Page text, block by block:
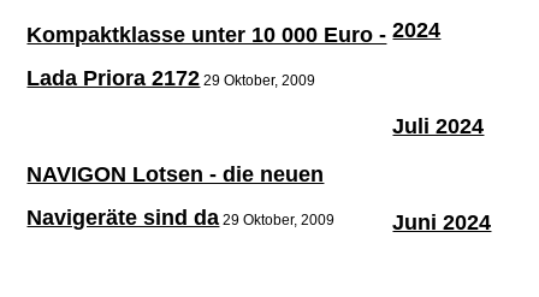
Kompaktklasse unter 10 000 Euro -
Lada Priora 2172 29 Oktober, 2009
NAVIGON Lotsen - die neuen
Navigeräte sind da 29 Oktober, 2009
2024
Juli 2024
Juni 2024